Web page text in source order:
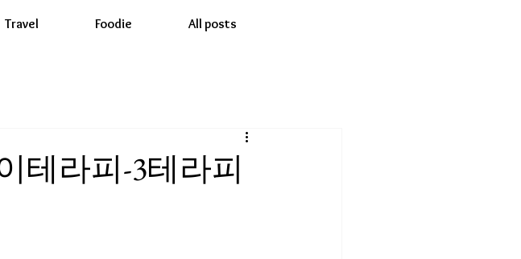
Travel Foodie All posts
테라피-3테라피